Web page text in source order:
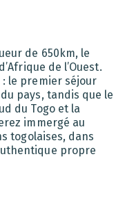
de 650km, le
de l’Ouest.
: le premier séjour
pays, tandis que le
du Togo et la
immergé au
togolaises, dans
propre